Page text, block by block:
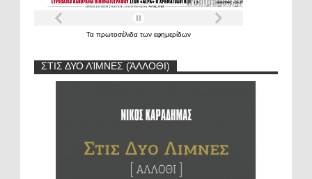
Τα πρωτοσέλιδα των εφημερίδων
ΣΤΙΣ ΔΥΟ ΛΊΜΝΕΣ (ΆΛΛΟΘΙ)